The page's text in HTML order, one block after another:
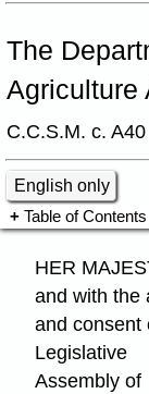
The
Agriculture
C.C.S.M. c. A40
English only
Table of Contents
HER
and with the
and consent
Legislative
Assembly of